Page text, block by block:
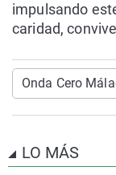
impulsando
caridad,
Onda Cero
LO MÁS